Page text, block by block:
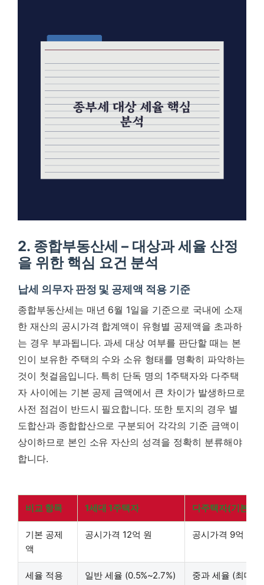
2. 종합부동산세 – 대상과 세율 산정
을 위한 핵심 요건 분석
납세 의무자 판정 및 공제액 적용 기준
종합부동산세는 매년 6월 1일을 기준으로 국내에 소재
한 재산의 공시가격 합계액이 유형별 공제액을 초과하
는 경우 부과됩니다. 과세 대상 여부를 판단할 때는 본
인이 보유한 주택의 수와 소유 형태를 명확히 파악하는
것이 첫걸음입니다. 특히 단독 명의 1주택자와 다주택
자 사이에는 기본 공제 금액에서 큰 차이가 발생하므로
사전 점검이 반드시 필요합니다. 또한 토지의 경우 별
도합산과 종합합산으로 구분되어 각각의 기준 금액이
상이하므로 본인 소유 자산의 성격을 정확히 분류해야
합니다.
비교 항목 1세대 1주택자 다주택자(기본)
기본 공제
액
공시가격 12억 원 공시가격 9억 원
세율 적용
일반 세율 (0.5%~2.7%)
중과 세율 (최대